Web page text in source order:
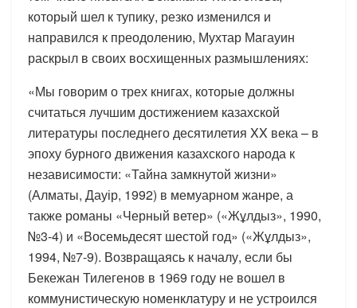
который шел к тупику, резко изменился и
направился к преодолению, Мухтар Магауин
раскрыл в своих восхищенных размышлениях:
«Мы говорим о трех книгах, которые должны
считаться лучшим достижением казахской
литературы последнего десятилетия XX века – в
эпоху бурного движения казахского народа к
независимости: «Тайна замкнутой жизни»
(Алматы, Дауір, 1992) в мемуарном жанре, а
также романы «Черный ветер» («Жұлдыз», 1990,
№3-4) и «Восемьдесят шестой год» («Жұлдыз»,
1994, №7-9). Возвращаясь к началу, если бы
Бекежан Тилегенов в 1969 году не вошел в
коммунистическую номенклатуру и не устроился